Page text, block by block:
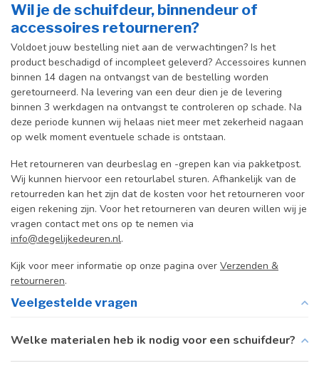
Wil je de schuifdeur, binnendeur of
accessoires retourneren?
Voldoet jouw bestelling niet aan de verwachtingen? Is het
product beschadigd of incompleet geleverd? Accessoires kunnen
binnen 14 dagen na ontvangst van de bestelling worden
geretourneerd. Na levering van een deur dien je de levering
binnen 3 werkdagen na ontvangst te controleren op schade. Na
deze periode kunnen wij helaas niet meer met zekerheid nagaan
op welk moment eventuele schade is ontstaan.
Het retourneren van deurbeslag en -grepen kan via pakketpost.
Wij kunnen hiervoor een retourlabel sturen. Afhankelijk van de
retourreden kan het zijn dat de kosten voor het retourneren voor
eigen rekening zijn. Voor het retourneren van deuren willen wij je
vragen contact met ons op te nemen via
info@degelijkedeuren.nl.
Kijk voor meer informatie op onze pagina over Verzenden &
retourneren.
Veelgestelde vragen
Welke materialen heb ik nodig voor een schuifdeur?